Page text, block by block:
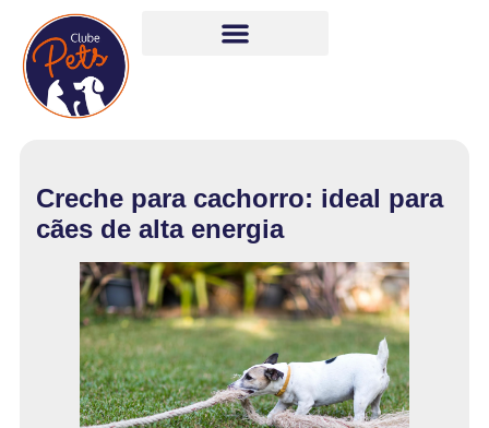
Creche para cachorro: ideal para
cães de alta energia